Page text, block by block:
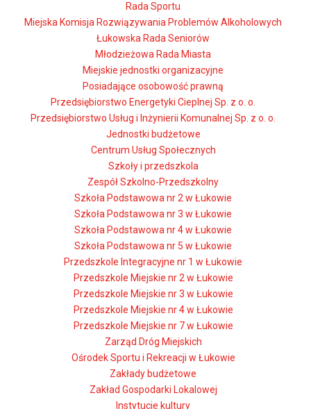
Rada Sportu
Miejska Komisja Rozwiązywania Problemów Alkoholowych
Łukowska Rada Seniorów
Młodzieżowa Rada Miasta
Miejskie jednostki organizacyjne
Posiadające osobowość prawną
Przedsiębiorstwo Energetyki Cieplnej Sp. z o. o.
Przedsiębiorstwo Usług i Inżynierii Komunalnej Sp. z o. o.
Jednostki budżetowe
Centrum Usług Społecznych
Szkoły i przedszkola
Zespół Szkolno-Przedszkolny
Szkoła Podstawowa nr 2 w Łukowie
Szkoła Podstawowa nr 3 w Łukowie
Szkoła Podstawowa nr 4 w Łukowie
Szkoła Podstawowa nr 5 w Łukowie
Przedszkole Integracyjne nr 1 w Łukowie
Przedszkole Miejskie nr 2 w Łukowie
Przedszkole Miejskie nr 3 w Łukowie
Przedszkole Miejskie nr 4 w Łukowie
Przedszkole Miejskie nr 7 w Łukowie
Zarząd Dróg Miejskich
Ośrodek Sportu i Rekreacji w Łukowie
Zakłady budżetowe
Zakład Gospodarki Lokalowej
Instytucje kultury